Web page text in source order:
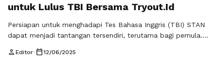
untuk Lulus TBI Bersama Tryout.Id
Persiapan untuk menghadapi Tes Bahasa Inggris (TBI) STAN
dapat menjadi tantangan tersendiri, terutama bagi pemula.
yang memadai, Anda bisa belajar dari nol dan meraih hasil
person Editor• calendar_today12/06/2025